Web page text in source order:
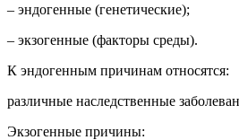
– эндогенные (генетические);
– экзогенные (факторы среды).
К эндогенным причинам относятся:
различные наследственные
Экзогенные причины: